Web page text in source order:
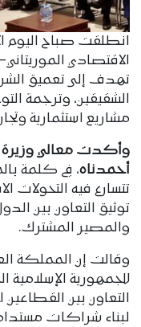
انطلقت صباح اليوم
الاقتصادي
تهدف إلى تعميق
الشقيقين، وترجمة
مشاريع استثمارية
وأكدت معالي وزيرة
أحمدناه، في كلمة
تتسارع فيه التحولات
توثيق التعاون بين
والمصير المشترك.
وقالت إن المملكة
للجمهورية الإسلامية
التعاون بين
لبناء شراكات